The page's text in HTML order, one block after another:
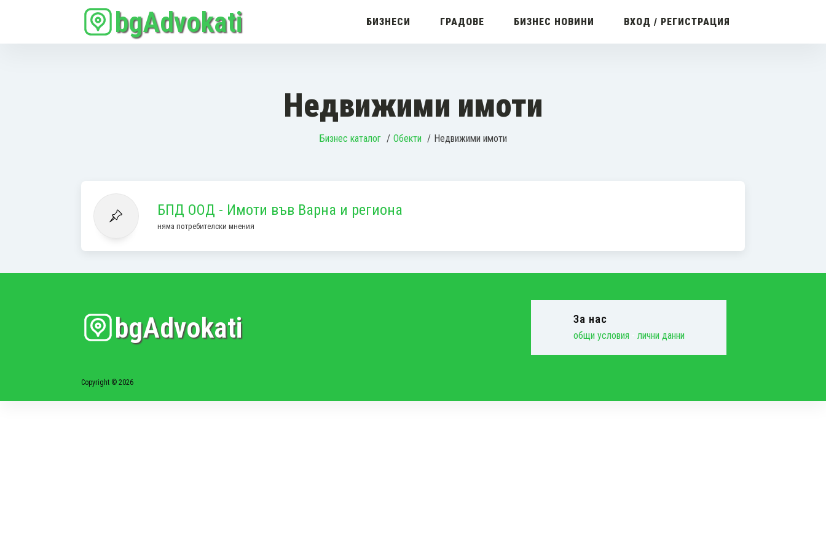
bgAdvokati БИЗНЕСИ ГРАДОВЕ БИЗНЕС НОВИНИ ВХОД / РЕГИСТРАЦИЯ
Недвижими имоти
Бизнес каталог Обекти Недвижими имоти
БПД ООД - Имоти във Варна и региона
няма потребителски мнения
bgAdvokati За нас
общи условия лични данни
Copyright © 2026